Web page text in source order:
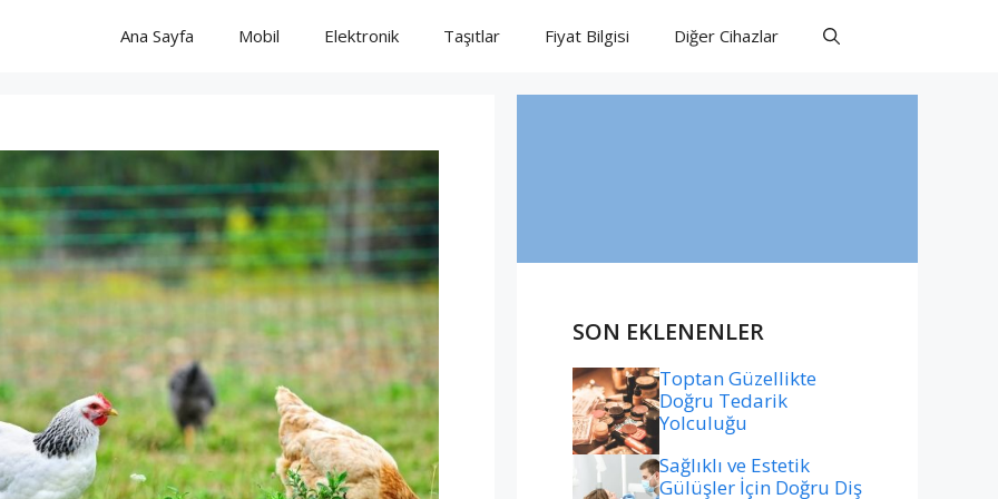
Ana Sayfa Mobil Elektronik Taşıtlar Fiyat Bilgisi Diğer Cihazlar
SON EKLENENLER
Toptan Güzellikte
Doğru Tedarik
Yolculuğu
Sağlıklı ve Estetik
Gülüşler İçin Doğru Diş